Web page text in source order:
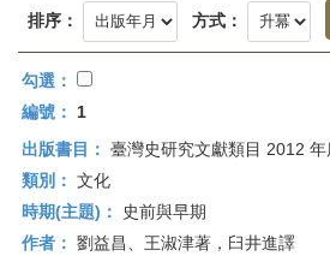
首
頁
排序： 方式：
勾選：
編號：
1
出版書目： 臺灣史研究文獻類目 2012 年
類別： 文化
時期(主題)：
史前與早期
作者： 劉益昌、王淑津著，臼井進譯